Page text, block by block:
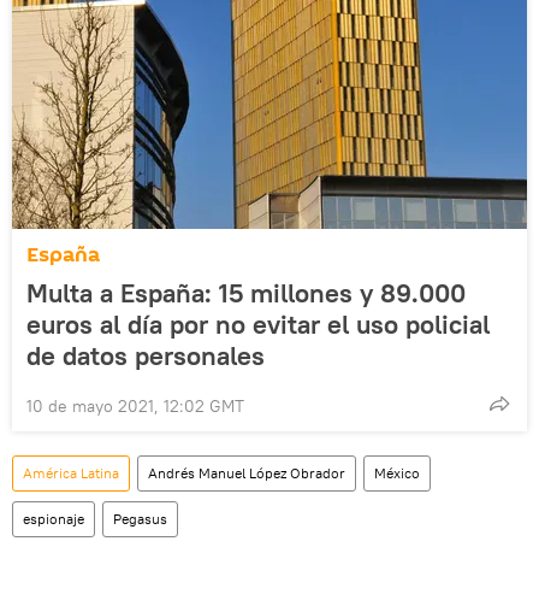
España
Multa a España: 15 millones y 89.000
euros al día por no evitar el uso policial
de datos personales
10 de mayo 2021, 12:02 GMT
América Latina Andrés Manuel López Obrador México
espionaje Pegasus